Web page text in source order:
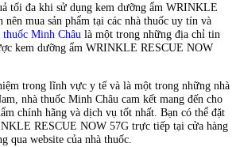
tối đa khi sử dụng kem dưỡng ẩm WRINKLE
mua sản phẩm tại các nhà thuốc uy tín và
thuốc Minh Châu là một trong những địa chỉ tin
kem dưỡng ẩm WRINKLE RESCUE NOW
trong lĩnh vực y tế và là một trong những nhà
nhà thuốc Minh Châu cam kết mang đến cho
chính hãng và dịch vụ tốt nhất. Bạn có thể đặt
RESCUE NOW 57G trực tiếp tại cửa hàng
qua website của nhà thuốc.